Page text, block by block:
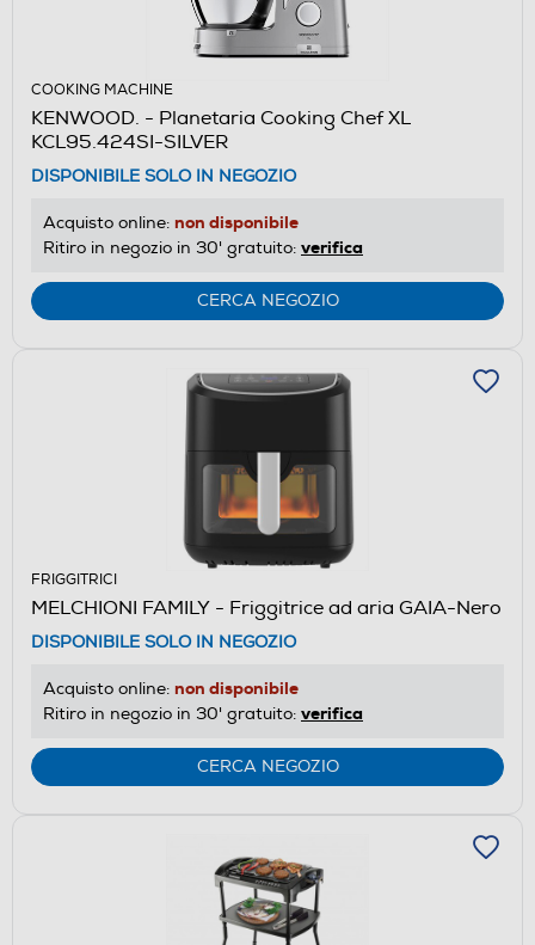
COOKING MACHINE
KENWOOD. - Planetaria Cooking Chef XL
KCL95.424SI-SILVER
DISPONIBILE SOLO IN NEGOZIO
Acquisto online: non disponibile
Ritiro in negozio in 30' gratuito: verifica
CERCA NEGOZIO
FRIGGITRICI
MELCHIONI FAMILY - Friggitrice ad aria GAIA-Nero
DISPONIBILE SOLO IN NEGOZIO
Acquisto online: non disponibile
Ritiro in negozio in 30' gratuito: verifica
CERCA NEGOZIO